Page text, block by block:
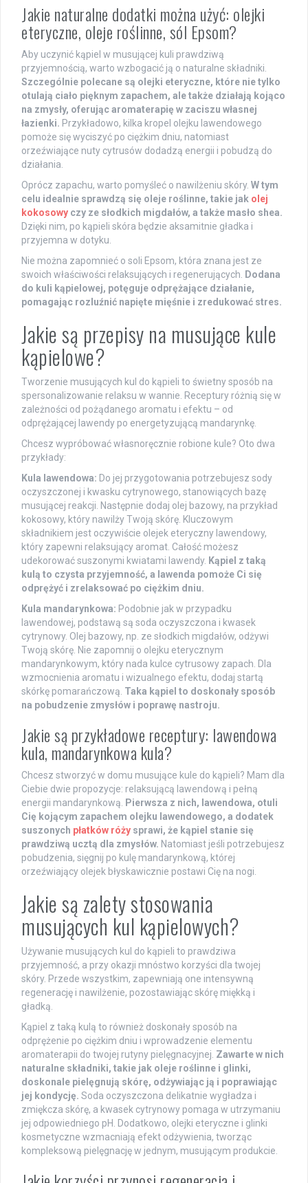
Jakie naturalne dodatki można użyć: olejki
eteryczne, oleje roślinne, sól Epsom?
Aby uczynić kąpiel w musującej kuli prawdziwą
przyjemnością, warto wzbogacić ją o naturalne składniki.
Szczególnie polecane są olejki eteryczne, które nie tylko
otulają ciało pięknym zapachem, ale także działają kojąco
na zmysły, oferując aromaterapię w zaciszu własnej
łazienki. Przykładowo, kilka kropel olejku lawendowego
pomoże się wyciszyć po ciężkim dniu, natomiast
orzeźwiające nuty cytrusów dodadzą energii i pobudzą do
działania.
Oprócz zapachu, warto pomyśleć o nawilżeniu skóry. W tym
celu idealnie sprawdzą się oleje roślinne, takie jak olej
kokosowy czy ze słodkich migdałów, a także masło shea.
Dzięki nim, po kąpieli skóra będzie aksamitnie gładka i
przyjemna w dotyku.
Nie można zapomnieć o soli Epsom, która znana jest ze
swoich właściwości relaksujących i regenerujących. Dodana
do kuli kąpielowej, potęguje odprężające działanie,
pomagając rozluźnić napięte mięśnie i zredukować stres.
Jakie są przepisy na musujące kule
kąpielowe?
Tworzenie musujących kul do kąpieli to świetny sposób na
spersonalizowanie relaksu w wannie. Receptury różnią się w
zależności od pożądanego aromatu i efektu – od
odprężającej lawendy po energetyzującą mandarynkę.
Chcesz wypróbować własnoręcznie robione kule? Oto dwa
przykłady:
Kula lawendowa: Do jej przygotowania potrzebujesz sody
oczyszczonej i kwasku cytrynowego, stanowiących bazę
musującej reakcji. Następnie dodaj olej bazowy, na przykład
kokosowy, który nawilży Twoją skórę. Kluczowym
składnikiem jest oczywiście olejek eteryczny lawendowy,
który zapewni relaksujący aromat. Całość możesz
udekorować suszonymi kwiatami lawendy. Kąpiel z taką
kulą to czysta przyjemność, a lawenda pomoże Ci się
odprężyć i zrelaksować po ciężkim dniu.
Kula mandarynkowa: Podobnie jak w przypadku
lawendowej, podstawą są soda oczyszczona i kwasek
cytrynowy. Olej bazowy, np. ze słodkich migdałów, odżywi
Twoją skórę. Nie zapomnij o olejku eterycznym
mandarynkowym, który nada kulce cytrusowy zapach. Dla
wzmocnienia aromatu i wizualnego efektu, dodaj startą
skórkę pomarańczową. Taka kąpiel to doskonały sposób
na pobudzenie zmysłów i poprawę nastroju.
Jakie są przykładowe receptury: lawendowa
kula, mandarynkowa kula?
Chcesz stworzyć w domu musujące kule do kąpieli? Mam dla
Ciebie dwie propozycje: relaksującą lawendową i pełną
energii mandarynkową. Pierwsza z nich, lawendowa, otuli
Cię kojącym zapachem olejku lawendowego, a dodatek
suszonych płatków róży sprawi, że kąpiel stanie się
prawdziwą ucztą dla zmysłów. Natomiast jeśli potrzebujesz
pobudzenia, sięgnij po kulę mandarynkową, której
orzeźwiający olejek błyskawicznie postawi Cię na nogi.
Jakie są zalety stosowania
musujących kul kąpielowych?
Używanie musujących kul do kąpieli to prawdziwa
przyjemność, a przy okazji mnóstwo korzyści dla twojej
skóry. Przede wszystkim, zapewniają one intensywną
regenerację i nawilżenie, pozostawiając skórę miękką i
gładką.
Kąpiel z taką kulą to również doskonały sposób na
odprężenie po ciężkim dniu i wprowadzenie elementu
aromaterapii do twojej rutyny pielęgnacyjnej. Zawarte w nich
naturalne składniki, takie jak oleje roślinne i glinki,
doskonale pielęgnują skórę, odżywiając ją i poprawiając
jej kondycję. Soda oczyszczona delikatnie wygładza i
zmiękcza skórę, a kwasek cytrynowy pomaga w utrzymaniu
jej odpowiedniego pH. Dodatkowo, olejki eteryczne i glinki
kosmetyczne wzmacniają efekt odżywienia, tworząc
kompleksową pielęgnację w jednym, musującym produkcie.